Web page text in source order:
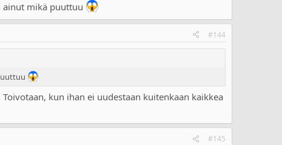
ainut mikä puuttuu
#144
kun ihan ei uudestaan kuitenkaan kaikkea
#145